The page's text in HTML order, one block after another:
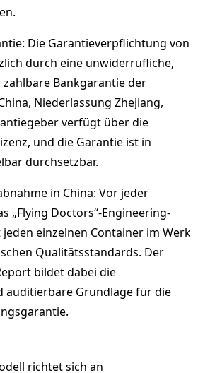
Die Garantieverpflichtung von
durch eine unwiderrufliche,
Bankgarantie der
Niederlassung Zhejiang,
verfügt über die
und die Garantie ist in
durchsetzbar.
in China: Vor jeder
„Flying Doctors“-Engineering-
jeden einzelnen Container im Werk
Qualitätsstandards. Der
bildet dabei die
auditierbare Grundlage für die
richtet sich an